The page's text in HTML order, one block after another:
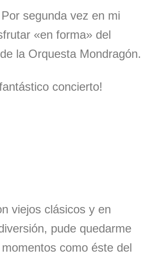
segunda vez en mi
«en forma» del
la Orquesta Mondragón.
concierto!
viejos clásicos y en
pude quedarme
como éste del